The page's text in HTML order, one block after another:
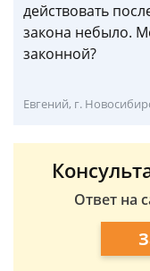
действовать
закона небыло.
законной?
Евгений, г.
Ответ на